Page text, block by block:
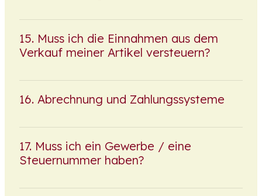
Muss ich die Einnahmen aus dem
Verkauf meiner Artikel versteuern?
Abrechnung und Zahlungssysteme
Muss ich ein Gewerbe / eine
Steuernummer haben?